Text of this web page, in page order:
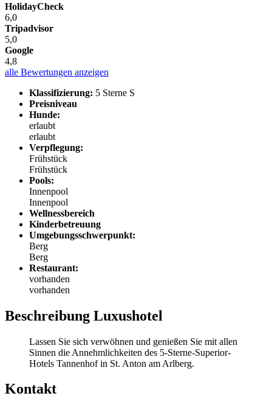
HolidayCheck
6,0
Tripadvisor
5,0
Google
4,8
alle Bewertungen anzeigen
Klassifizierung: 5 Sterne S
Preisniveau
Hunde:
erlaubt
erlaubt
Verpflegung:
Frühstück
Frühstück
Pools:
Innenpool
Innenpool
Wellnessbereich
Kinderbetreuung
Umgebungsschwerpunkt:
Berg
Berg
Restaurant:
vorhanden
vorhanden
Beschreibung Luxushotel
Lassen Sie sich verwöhnen und genießen Sie mit allen
Sinnen die Annehmlichkeiten des 5-Sterne-Superior-
Hotels Tannenhof in St. Anton am Arlberg.
Kontakt